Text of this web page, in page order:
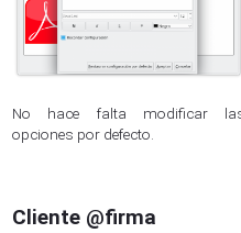
No hace falta modificar
opciones por defecto.
Cliente @firma